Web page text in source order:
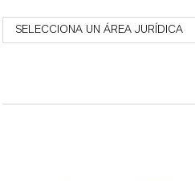
SELECCIONA UN ÁREA JURÍDICA